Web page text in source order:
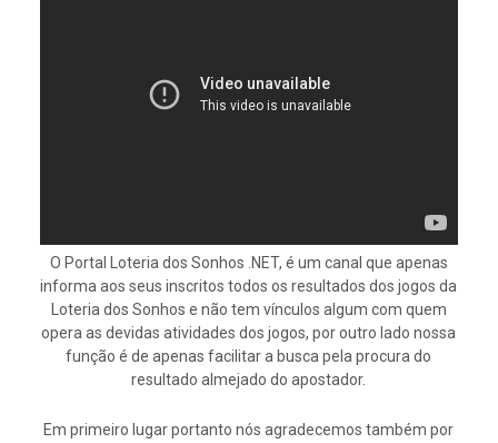
O Portal Loteria dos Sonhos .NET, é um canal que apenas
informa aos seus inscritos todos os resultados dos jogos da
Loteria dos Sonhos e não tem vínculos algum com quem
opera as devidas atividades dos jogos, por outro lado nossa
função é de apenas facilitar a busca pela procura do
resultado almejado do apostador.
Em primeiro lugar portanto nós agradecemos também por